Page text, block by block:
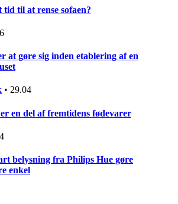
til at rense sofaen?
at gøre sig inden etablering af en
• 29.04
en del af fremtidens fødevarer
belysning fra Philips Hue gøre
enkel